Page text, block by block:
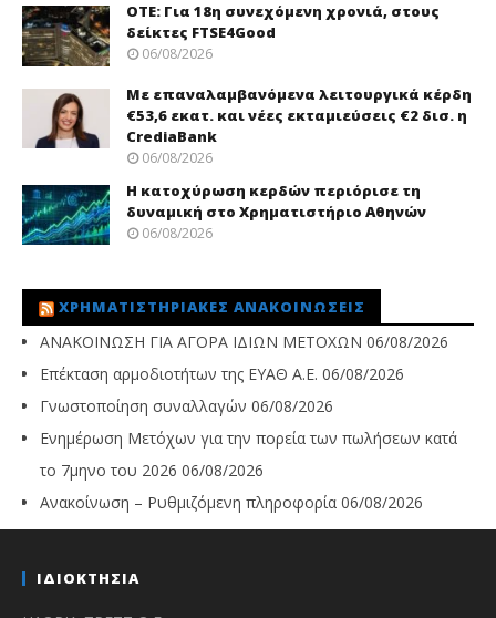
ΟΤΕ: Για 18η συνεχόμενη χρονιά, στους
δείκτες FTSE4Good
06/08/2026
Με επαναλαμβανόμενα λειτουργικά κέρδη
€53,6 εκατ. και νέες εκταμιεύσεις €2 δισ. η
CrediaBank
06/08/2026
Η κατοχύρωση κερδών περιόρισε τη
δυναμική στο Χρηματιστήριο Αθηνών
06/08/2026
ΧΡΗΜΑΤΙΣΤΗΡΙΑΚΈΣ ΑΝΑΚΟΙΝΏΣΕΙΣ
ΑΝΑΚΟΙΝΩΣΗ ΓΙΑ ΑΓΟΡΑ ΙΔΙΩΝ ΜΕΤΟΧΩΝ 06/08/2026
Επέκταση αρμοδιοτήτων της ΕΥΑΘ Α.Ε. 06/08/2026
Γνωστοποίηση συναλλαγών 06/08/2026
Ενημέρωση Μετόχων για την πορεία των πωλήσεων κατά
το 7μηνο του 2026 06/08/2026
Ανακοίνωση – Ρυθμιζόμενη πληροφορία 06/08/2026
ΙΔΙΟΚΤΗΣΙΑ